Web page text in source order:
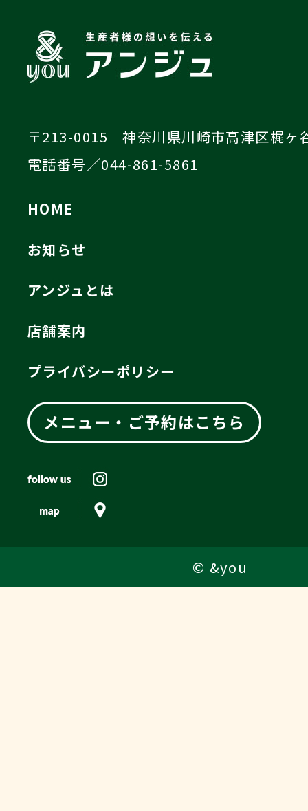
〒213-0015 神奈川県川崎市高津区梶ヶ
電話番号／044-861-5861
HOME
お知らせ
アンジュとは
店舗案内
プライバシーポリシー
メニュー・ご予約はこちら
© &you